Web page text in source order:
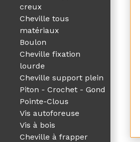
creux
Cheville tous
matériaux
Boulon
Cheville fixation
lourde
Cheville support plein
Piton - Crochet - Gond
Pointe-Clous
Vis autoforeuse
Vis à bois
Cheville à frapper